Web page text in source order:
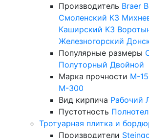
Производитель Braer
Смоленский КЗ
Каширский КЗ
Железногорский
Популярные размеры
Полуторный Двойной
Марка прочности М-
М-300
Вид кирпича Рабочий
Пустотность
Тротуарная плитка и
Производители